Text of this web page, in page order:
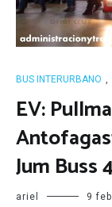
BUS INTERURBANO
EV:
Jum Buss
ariel 9